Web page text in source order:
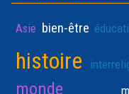
Asie bien-être
histoire
monde